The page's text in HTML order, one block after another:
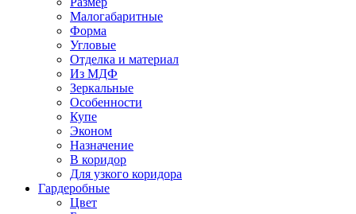
Малогабаритные
Форма
Угловые
Отделка и материал
Из МДФ
Зеркальные
Особенности
Купе
Эконом
Назначение
В коридор
Для узкого коридора
Гардеробные
Цвет